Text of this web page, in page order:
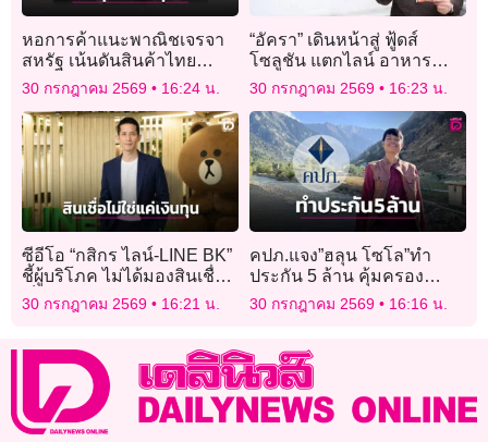
หอการค้าแนะพาณิชเจรจา
สหรัฐ เน้นดันสินค้าไทย
สร้างประโยชน์สหรัฐควบคู่
30 กรกฎาคม 2569 16:24 น.
“อัครา” เดินหน้าสู่ ฟู้ดส์
โซลูชัน แตกไลน์ อาหาร
พร้อมทาน ส่ง เบอร์เกอร์ไก่
โปรตีนสูง มัดใจคนรุ่นใหม่
30 กรกฎาคม 2569 16:23 น.
ซีอีโอ “กสิกร ไลน์-LINE BK”
ชี้ผู้บริโภค ไม่ได้มองสินเชื่อ
เป็นแค่เงินทุน
30 กรกฎาคม 2569 16:21 น.
คปภ.แจง”ฮลุน โซโล”ทำ
ประกัน 5 ล้าน คุ้มครอง
อุบัติเหตุ และฆาตกรรม แต่
ไม่คุ้มครองโรคประจำตัว
30 กรกฎาคม 2569 16:16 น.